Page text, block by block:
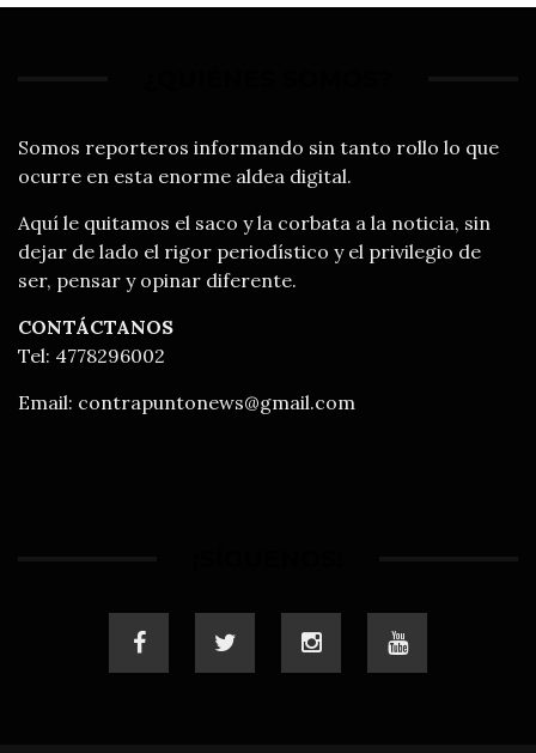
Somos reporteros informando sin tanto rollo lo que
ocurre en esta enorme aldea digital.
Aquí le quitamos el saco y la corbata a la noticia, sin
dejar de lado el rigor periodístico y el privilegio de
ser, pensar y opinar diferente.
CONTÁCTANOS
Tel: 4778296002
Email: contrapuntonews@gmail.com